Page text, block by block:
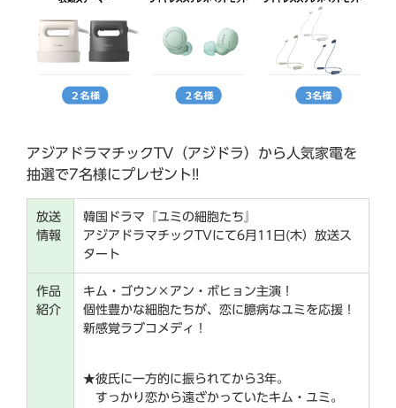
アジアドラマチックTV（アジドラ）から人気家電を
抽選で7名様にプレゼント!!
放送
情報
韓国ドラマ『ユミの細胞たち』
アジアドラマチックTVにて6月11日(木）放送ス
タート
作品
紹介
キム・ゴウン×アン・ボヒョン主演！
個性豊かな細胞たちが、恋に臆病なユミを応援！
新感覚ラブコメディ！
★彼氏に一方的に振られてから3年。
すっかり恋から遠ざかっていたキム・ユミ。